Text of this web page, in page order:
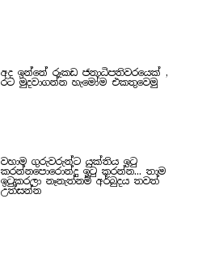
අද ඉන්නේ රූකඩ ජනාධිපතිවරයෙක් ,
රට මුදවාගන්න හැමෝම එකතුවෙමු
වහාම ගුරුවරුන්ට යුක්තිය ඉටු
කරන්නපොරොන්දු ඉටු කරන්න... තාම
ඉටුකරලා නෑනැත්නම් අර්බුදය තවත්
උත්සන්න